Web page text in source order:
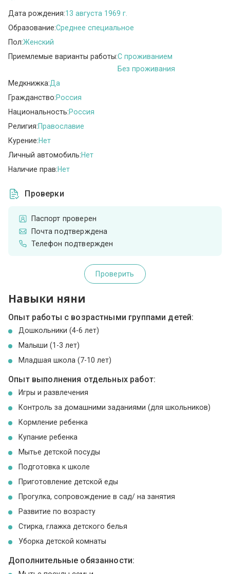
Дата рождения:13 августа 1969 г.
Образование:Среднее специальное
Пол:Женский
Приемлемые варианты работы:C проживанием
Без проживания
Медкнижка:Да
Гражданство:Россия
Национальность:Россия
Религия:Православие
Курение:Нет
Личный автомобиль:Нет
Наличие прав:Нет
Проверки
Паспорт проверен
Почта подтверждена
Телефон подтвержден
Проверить
Навыки няни
Опыт работы с возрастными группами детей:
Дошкольники (4-6 лет)
Малыши (1-3 лет)
Младшая школа (7-10 лет)
Опыт выполнения отдельных работ:
Игры и развлечения
Контроль за домашними заданиями (для школьников)
Кормление ребенка
Купание ребенка
Мытье детской посуды
Подготовка к школе
Приготовление детской еды
Прогулка, сопровождение в сад/ на занятия
Развитие по возрасту
Стирка, глажка детского белья
Уборка детской комнаты
Дополнительные обязанности: